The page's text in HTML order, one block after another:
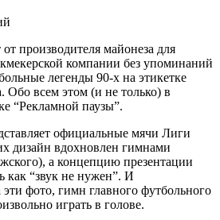
производителя майонеза для
компании без упоминаний
легенды 90-х на этикетке
Обо всем этом (и не только) в
“Рекламной паузы”.
официальные мячи Лиги
дизайн вдохновлен гимнами
а концепцию презентации
как “звук не нужен”. И
эти фото, гимн главного футбольного
играть в голове.